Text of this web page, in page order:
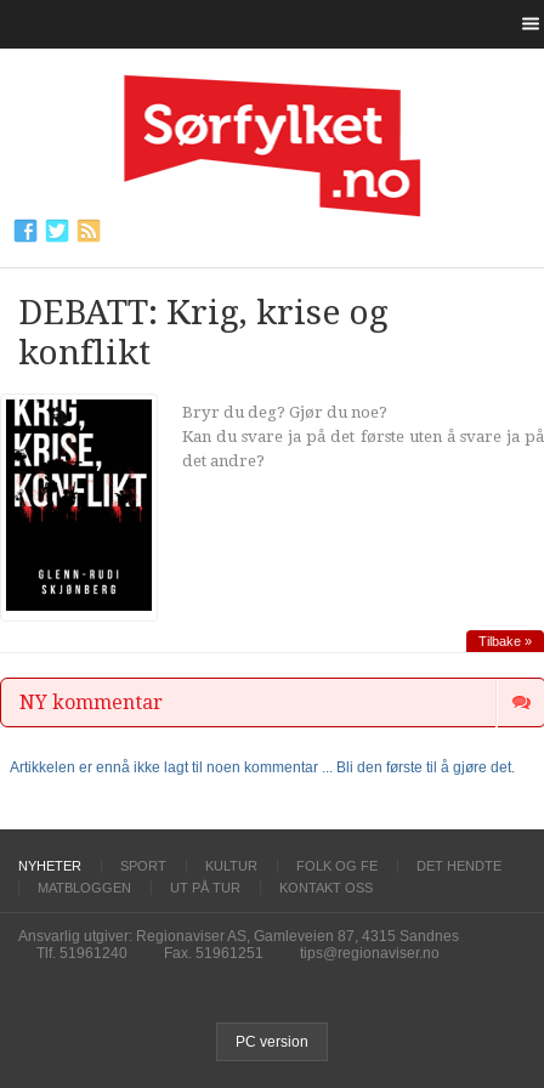
DEBATT: Krig, krise og
konflikt
Bryr du deg? Gjør du noe?
Kan du svare ja på det første uten å svare ja på
det andre?
Tilbake »
NY kommentar
Artikkelen er ennå ikke lagt til noen kommentar ... Bli den første til å gjøre det.
NYHETER SPORT KULTUR FOLK OG FE
DET HENDTE
MATBLOGGEN
UT PÅ TUR KONTAKT OSS
Ansvarlig utgiver: Regionaviser AS, Gamleveien 87, 4315 Sandnes
Tlf. 51961240
Fax. 51961251 tips@regionaviser.no
PC version